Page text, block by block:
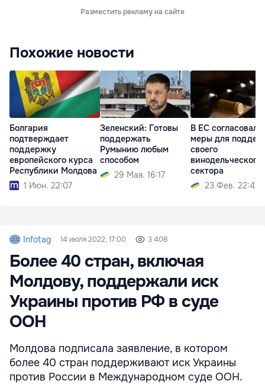
Разместить рекламу на сайте
Похожие новости
Болгария
подтверждает
поддержку
европейского курса
Республики Молдова
1 Июн. 22:07
Зеленский: Готовы
поддержать
Румынию любым
способом
29 Мая. 16:17
В ЕС согласовали
меры для
своего
винодельческого
сектора
23 Фев. 22:43
Infotag 14 июля 2022, 17:00 3 408
Более 40 стран, включая
Молдову, поддержали иск
Украины против РФ в суде
ООН
Молдова подписала заявление, в котором
более 40 стран поддерживают иск Украины
против России в Международном суде ООН.